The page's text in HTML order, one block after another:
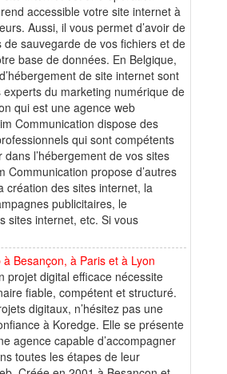
accessible votre site internet à
Aussi, il vous permet d’avoir de
de sauvegarde de vos fichiers et de
base de données. En Belgique,
de site internet sont
du marketing numérique de
qui est une agence web
Communication dispose des
qui sont compétents
l’hébergement de vos sites
Communication propose d’autres
création des sites internet, la
publicitaires, le
sites internet, etc. Si vous
Besançon, à Paris et à Lyon
projet digital efficace nécessite
fiable, compétent et structuré.
digitaux, n’hésitez pas une
à Koredge. Elle se présente
agence capable d’accompagner
toutes les étapes de leur